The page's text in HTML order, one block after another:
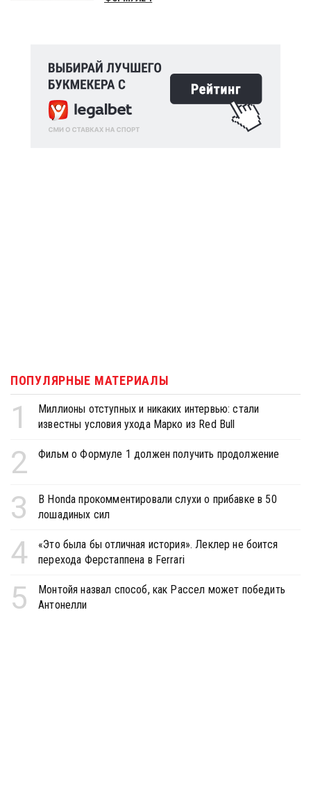
ПОПУЛЯРНЫЕ МАТЕРИАЛЫ
1
Миллионы отступных и никаких интервью: стали
известны условия ухода Марко из Red Bull
2 Фильм о Формуле 1 должен получить продолжение
3
В Honda прокомментировали слухи о прибавке в 50
лошадиных сил
4
«Это была бы отличная история». Леклер не боится
перехода Ферстаппена в Ferrari
5
Монтойя назвал способ, как Рассел может победить
Антонелли